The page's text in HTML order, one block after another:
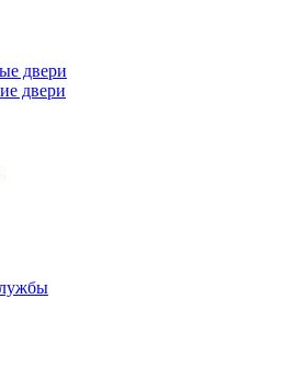
двери
двери